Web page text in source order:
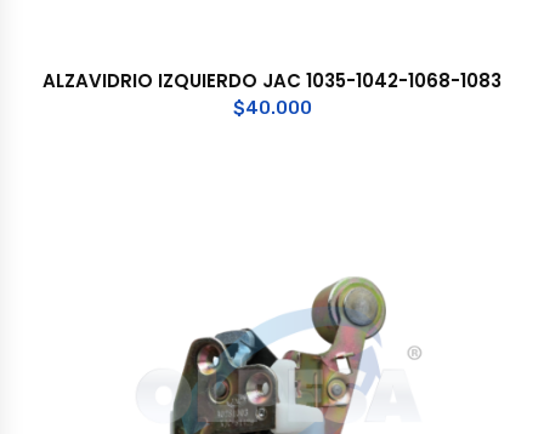
ALZAVIDRIO IZQUIERDO JAC 1035-1042-1068-1083
$40.000